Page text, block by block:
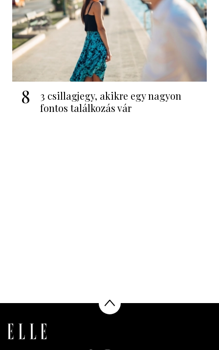
8
3 csillagjegy, akikre egy nagyon
fontos találkozás vár